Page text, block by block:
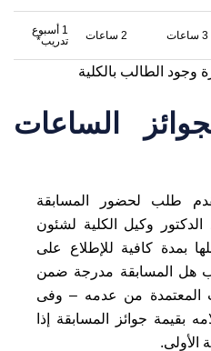
3 ساعات 2 ساعات
1 أسبوع
تدريب*
وجود الطالب بالكلية
الساعات
طلب لحضور المسابقة
الدكتور وكيل الكلية لشئون
بمدة كافية للإطلاع على
هل المسابقة مدرجة ضمن
المعتمدة من عدمه – وفى
بقيمة جوائز المسابقة إذا
الأولى.